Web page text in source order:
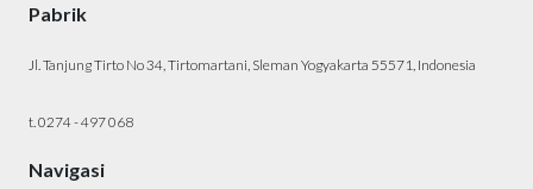
Pabrik
Jl. Tanjung Tirto No 34, Tirtomartani, Sleman Yogyakarta 55571, Indonesia
t. 0274 - 497 068
Navigasi